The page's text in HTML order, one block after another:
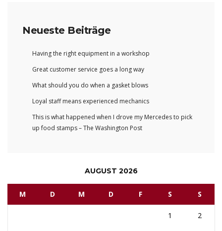
Neueste Beiträge
Having the right equipment in a workshop
Great customer service goes a long way
What should you do when a gasket blows
Loyal staff means experienced mechanics
This is what happened when I drove my Mercedes to pick
up food stamps – The Washington Post
AUGUST 2026
M D M D F S S
1 2